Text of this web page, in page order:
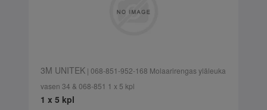
3M UNITEK| 068-851-952-168 Molaarirengas yläleuka
vasen 34 & 068-851 1 x 5 kpl
1 x 5 kpl